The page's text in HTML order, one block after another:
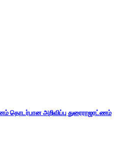
தொடர்பான அறிவிப்பு துரைராஜரட்ணம்